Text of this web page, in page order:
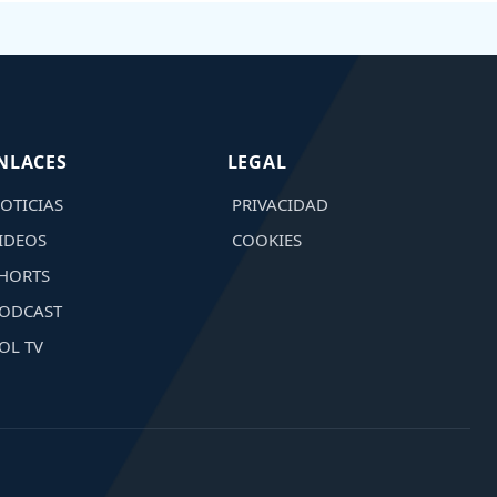
TV
LEGAL
PRIVACIDAD
COOKIES